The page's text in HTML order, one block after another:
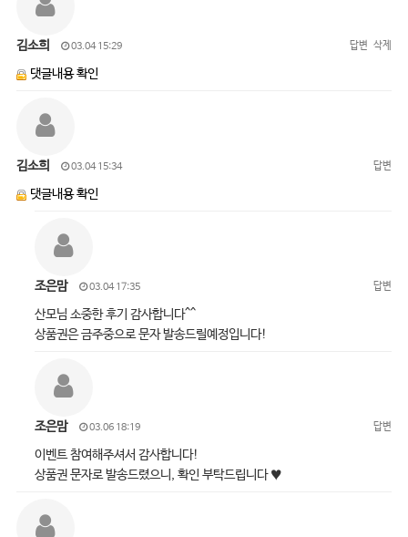
김소희 03.04 15:29 답변 삭제
댓글내용 확인
김소희 03.04 15:34 답변
댓글내용 확인
조은맘 03.04 17:35 답변
산모님 소중한 후기 감사합니다^^
상품권은 금주중으로 문자 발송드릴예정입니다!
조은맘 03.06 18:19 답변
이벤트 참여해주셔서 감사합니다!
상품권 문자로 발송드렸으니, 확인 부탁드립니다 ♥